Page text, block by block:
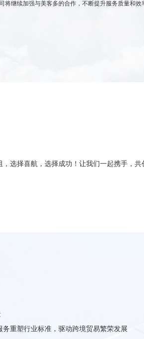
继续加强与美客多的合作，不断提升服务质量和效
选择喜航，选择成功！让我们一起携手，
重塑行业标准，驱动跨境贸易繁荣发展